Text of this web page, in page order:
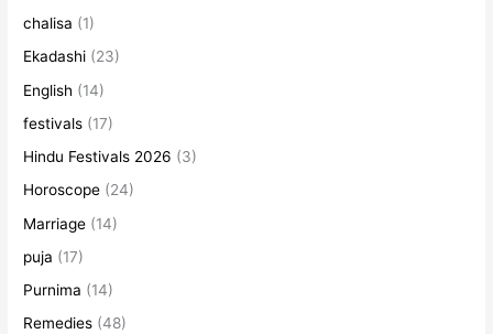
chalisa (1)
Ekadashi (23)
English (14)
festivals (17)
Hindu Festivals 2026 (3)
Horoscope (24)
Marriage (14)
puja (17)
Purnima (14)
Remedies (48)